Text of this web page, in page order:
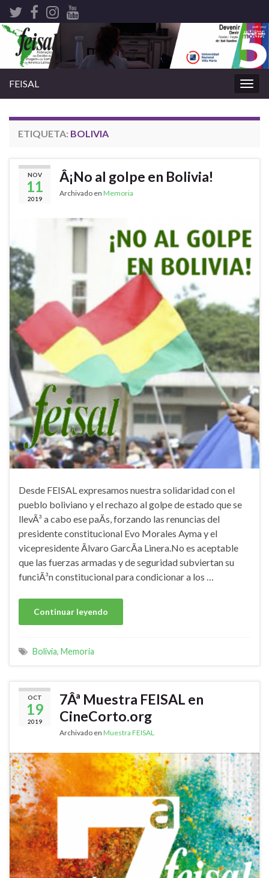
FEISAL
ETIQUETA: BOLIVIA
NOV
11
2019
Â¡No al golpe en Bolivia!
Archivado en Memoria
Desde FEISAL expresamos nuestra solidaridad con el
pueblo boliviano y el rechazo al golpe de estado que se
llevÃ³ a cabo ese paÃ­s, forzando las renuncias del
presidente constitucional Evo Morales Ayma y el
vicepresidente Ãlvaro GarcÃ­a Linera.No es aceptable
que las fuerzas armadas y de seguridad subviertan su
funciÃ³n constitucional para condicionar a los …
Continuar leyendo
Bolivia, Memoria
OCT
19
2019
7Âª Muestra FEISAL en
CineCorto.org
Archivado en Muestra FEISAL